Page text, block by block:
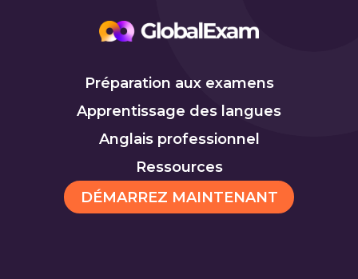
Préparation aux examens
Apprentissage des langues
Anglais professionnel
Ressources
DÉMARREZ MAINTENANT